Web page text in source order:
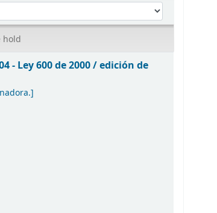
hold
- Ley 600 de 2000 /edición de